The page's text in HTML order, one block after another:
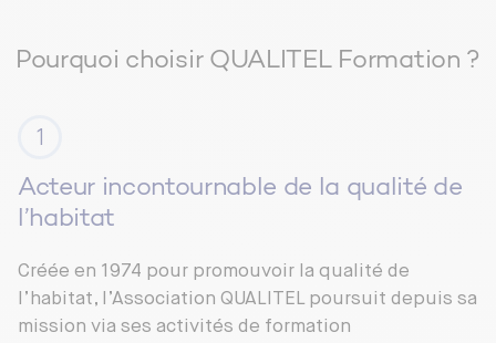
Pourquoi choisir QUALITEL Formation ?
Acteur incontournable de la qualité de
l’habitat
Créée en 1974 pour promouvoir la qualité de
l’habitat, l’Association QUALITEL poursuit depuis sa
mission via ses activités de formation